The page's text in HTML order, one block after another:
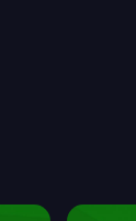
qui nous montre
pas la
qui
dédiée…